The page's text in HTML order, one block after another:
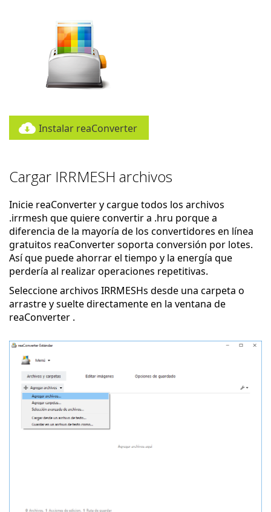
Instalar reaConverter
Cargar IRRMESH archivos
Inicie reaConverter y cargue todos los archivos
.irrmesh que quiere convertir a .hru porque a
diferencia de la mayoría de los convertidores en línea
gratuitos reaConverter soporta conversión por lotes.
Así que puede ahorrar el tiempo y la energía que
perdería al realizar operaciones repetitivas.
Seleccione archivos IRRMESHs desde una carpeta o
arrastre y suelte directamente en la ventana de
reaConverter .